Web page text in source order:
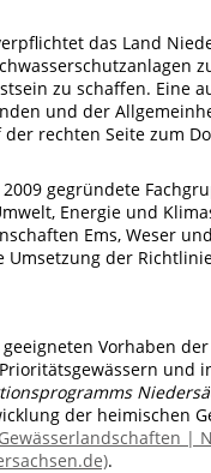
das Land
zu schaffen. Eine
und der
rechten Seite zum
gegründete
Energie und
Ems, Weser
Umsetzung der
Vorhaben
und
der heimischen
|
.